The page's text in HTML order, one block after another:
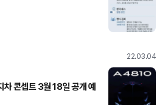
22.03.04
콘셉트 3월 18일 공개 예